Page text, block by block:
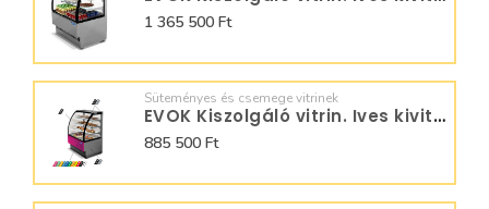
1 365 500 Ft
Süteményes és csemege vitrinek
EVOK Kiszolgáló vitrin. Ives kivitel T889503
885 500 Ft